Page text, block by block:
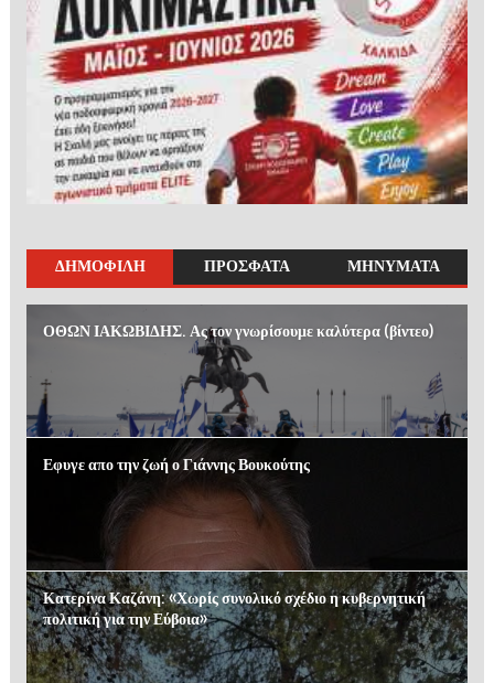
ΔΗΜΟΦΙΛΗ ΠΡΟΣΦΑΤΑ ΜΗΝΥΜΑΤΑ
ΟΘΩΝ ΙΑΚΩΒΙΔΗΣ. Ας τον γνωρίσουμε καλύτερα (βίντεο)
Εφυγε απο την ζωή ο Γιάννης Βουκούτης
Κατερίνα Καζάνη: «Χωρίς συνολικό σχέδιο η κυβερνητική
πολιτική για την Εύβοια»